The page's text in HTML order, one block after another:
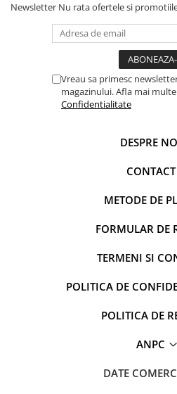
Newsletter Nu rata ofertele si
Vreau sa primesc
magazinului. Afla mai
Confidentialitate
DESPRE
CONTACT
METODE DE
FORMULAR DE
TERMENI SI
POLITICA DE
POLITICA DE
ANPC
DATE